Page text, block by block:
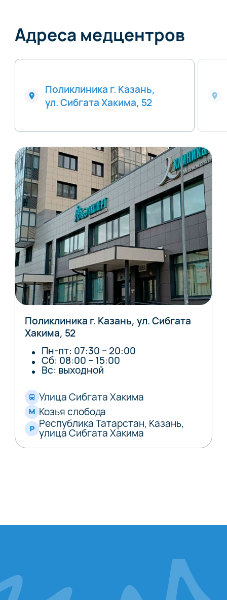
Адреса медцентров
Поликлиника г. Казань,
ул. Сибгата Хакима, 52
Поликлиника г. Казань, ул. Сибгата
Хакима, 52
Пн-пт: 07:30 – 20:00
Сб: 08:00 – 15:00
Вс: выходной
Улица Сибгата Хакима
Козья слобода
Республика Татарстан, Казань,
улица Сибгата Хакима